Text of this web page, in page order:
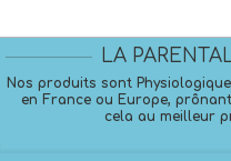
Navigation
LA
Nos produits sont
en France ou Europe,
cela au meilleur